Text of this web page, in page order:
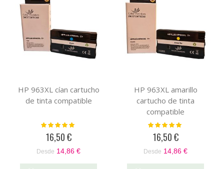
HP 963XL cían cartucho
de tinta compatible
Valoración:
16,50 €
Desde 14,86 €
HP 963XL amarillo
cartucho de tinta
compatible
Valoración:
16,50 €
Desde 14,86 €